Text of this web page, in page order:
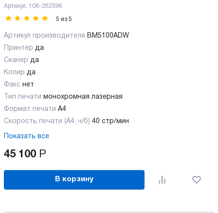
Артикул: 108-282396
5 из 5
Артикул производителя BM5100ADW
Принтер да
Сканер да
Копир да
Факс нет
Тип печати монохромная лазерная
Формат печати A4
Скорость печати (А4, ч/б) 40 стр/мин
Показать все
45 100 Р
В корзину